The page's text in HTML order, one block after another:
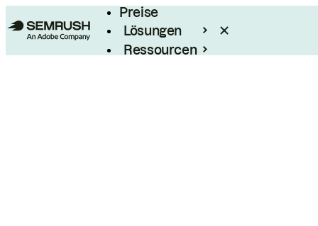
Preise
Lösungen
Ressourcen